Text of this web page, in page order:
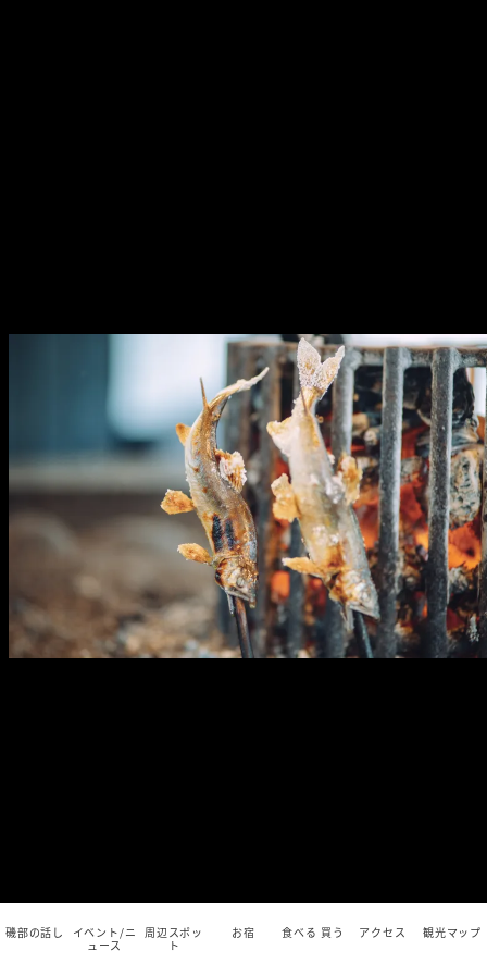
磯部の話し
イベント/ニ
ュース
周辺スポッ
ト
お宿 食べる 買う アクセス 観光マップ